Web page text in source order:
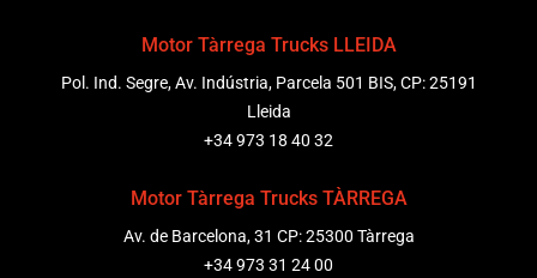
Motor Tàrrega Trucks LLEIDA
Pol. Ind. Segre, Av. Indústria, Parcela 501 BIS, CP: 25191
Lleida
+34 973 18 40 32
Motor Tàrrega Trucks TÀRREGA
Av. de Barcelona, 31 CP: 25300 Tàrrega
+34 973 31 24 00